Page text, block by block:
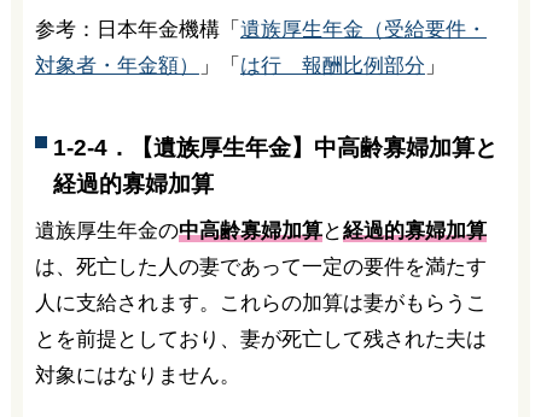
参考：日本年金機構「 遺族厚生年金（受給要件・
対象者・年金額）
」「 は行 報酬比例部分 」
1-2-4．【遺族厚生年金】中高齢寡婦加算と
経過的寡婦加算
遺族厚生年金の中高齢寡婦加算と経過的寡婦加算
は、死亡した人の妻であって一定の要件を満たす
人に支給されます。これらの加算は妻がもらうこ
とを前提としており、妻が死亡して残された夫は
対象にはなりません。